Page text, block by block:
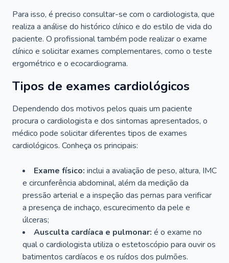
Para isso, é preciso consultar-se com o cardiologista, que
realiza a análise do histórico clínico e do estilo de vida do
paciente. O profissional também pode realizar o exame
clínico e solicitar exames complementares, como o teste
ergométrico e o ecocardiograma.
Tipos de exames cardiológicos
Dependendo dos motivos pelos quais um paciente
procura o cardiologista e dos sintomas apresentados, o
médico pode solicitar diferentes tipos de exames
cardiológicos. Conheça os principais:
Exame físico: inclui a avaliação de peso, altura, IMC
e circunferência abdominal, além da medição da
pressão arterial e a inspeção das pernas para verificar
a presença de inchaço, escurecimento da pele e
úlceras;
Ausculta cardíaca e pulmonar: é o exame no
qual o cardiologista utiliza o estetoscópio para ouvir os
batimentos cardíacos e os ruídos dos pulmões.